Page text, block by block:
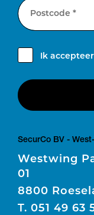
Postcode *
Ik
SecurCo BV -
Westwing
01
8800
T. 051 49 63